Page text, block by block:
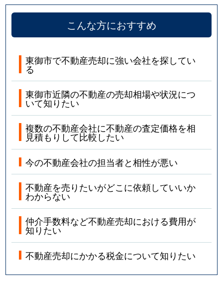
こんな方におすすめ
東御市で不動産売却に強い会社を探してい
る
東御市近隣の不動産の売却相場や状況につ
いて知りたい
複数の不動産会社に不動産の査定価格を相
見積もりして比較したい
今の不動産会社の担当者と相性が悪い
不動産を売りたいがどこに依頼していいか
わからない
仲介手数料など不動産売却における費用が
知りたい
不動産売却にかかる税金について知りたい